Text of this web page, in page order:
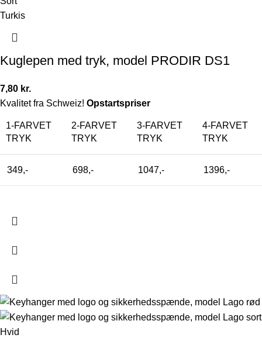
Turkis
Kuglepen med tryk, model PRODIR DS1
7,80 kr.
Kvalitet fra Schweiz! Opstartspriser
1-FARVET
TRYK
2-FARVET
TRYK
3-FARVET
TRYK
4-FARVET
TRYK
349,- 698,- 1047,- 1396,-
Hvid